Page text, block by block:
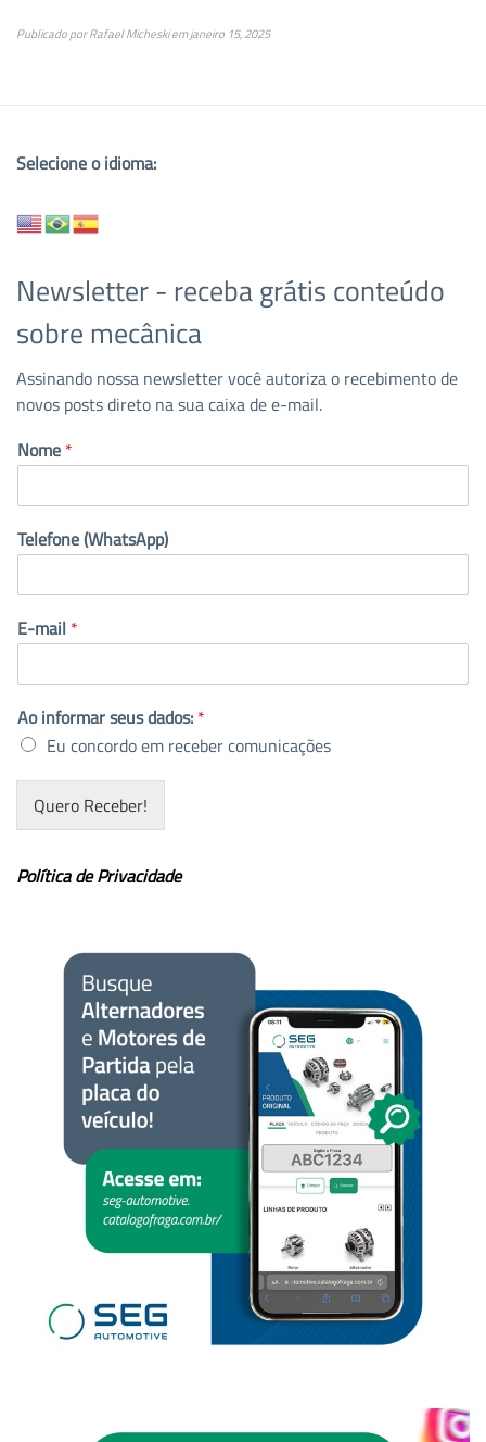
Publicado porRafael Micheskiemjaneiro 15, 2025
Selecione o idioma:
Newsletter - receba grátis conteúdo
sobre mecânica
Assinando nossa newsletter você autoriza o recebimento de
novos posts direto na sua caixa de e-mail.
Nome *
Telefone (WhatsApp)
E-mail *
Ao informar seus dados: *
Eu concordo em receber comunicações
Quero Receber!
Política de Privacidade